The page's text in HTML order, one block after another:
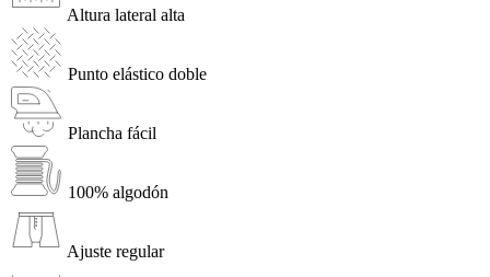
Altura lateral alta
Punto elástico doble
Plancha fácil
100% algodón
Ajuste regular